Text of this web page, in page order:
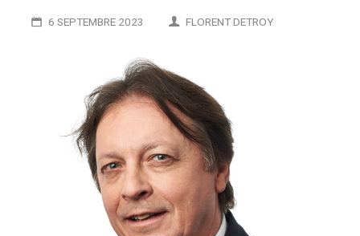
6 SEPTEMBRE 2023 FLORENT DETROY